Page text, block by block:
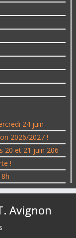
24 juin
2026/2027 !
20 et 21 juin 206
!
Avignon